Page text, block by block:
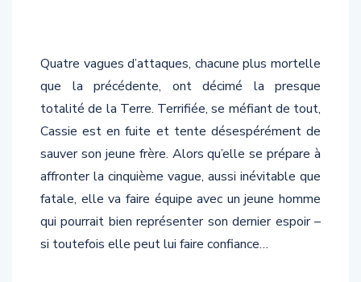
Quatre vagues d’attaques, chacune plus mortelle
que la précédente, ont décimé la presque
totalité de la Terre. Terrifiée, se méfiant de tout,
Cassie est en fuite et tente désespérément de
sauver son jeune frère. Alors qu’elle se prépare à
affronter la cinquième vague, aussi inévitable que
fatale, elle va faire équipe avec un jeune homme
qui pourrait bien représenter son dernier espoir –
si toutefois elle peut lui faire confiance…